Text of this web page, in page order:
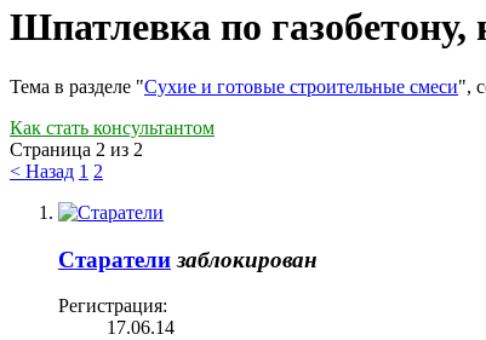
Шпатлевка по
Тема в разделе "Сухие и готовые строительные смеси",
Как стать консультантом
Страница 2 из 2
< Назад 1 2
Cтаратели заблокирован
Регистрация:
17.06.14